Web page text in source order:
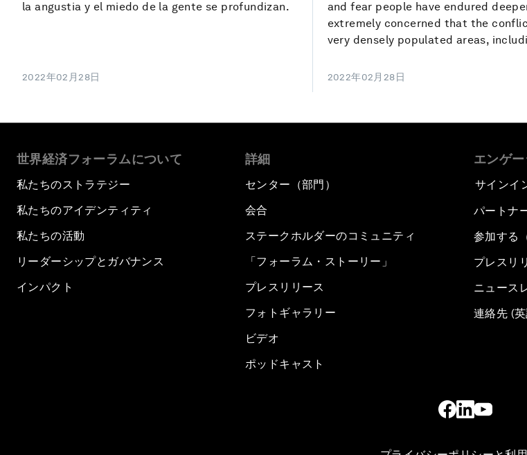
la angustia y el miedo de la gente se profundizan.
2022年02月28日
and fear people have endured
extremely concerned that the
very densely populated areas,
2022年02月28日
世界経済フォーラムについて
私たちのストラテジー
私たちのアイデンティティ
私たちの活動
リーダーシップとガバナンス
インパクト
詳細
センター（部門）
会合
ステークホルダーのコミュニティ
「フォーラム・ストーリー」
プレスリリース
フォトギャラリー
ビデオ
ポッドキャスト
エンゲ
サインイ
パートナ
参加する
プレスリ
ニュース
連絡先 (